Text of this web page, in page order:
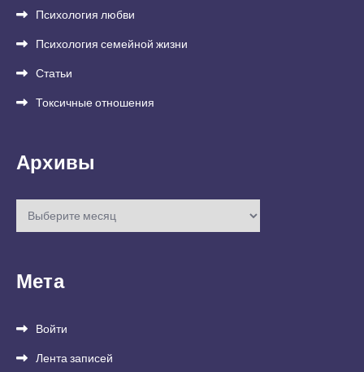
Психология любви
Психология семейной жизни
Статьи
Токсичные отношения
Архивы
Архивы
Мета
Войти
Лента записей